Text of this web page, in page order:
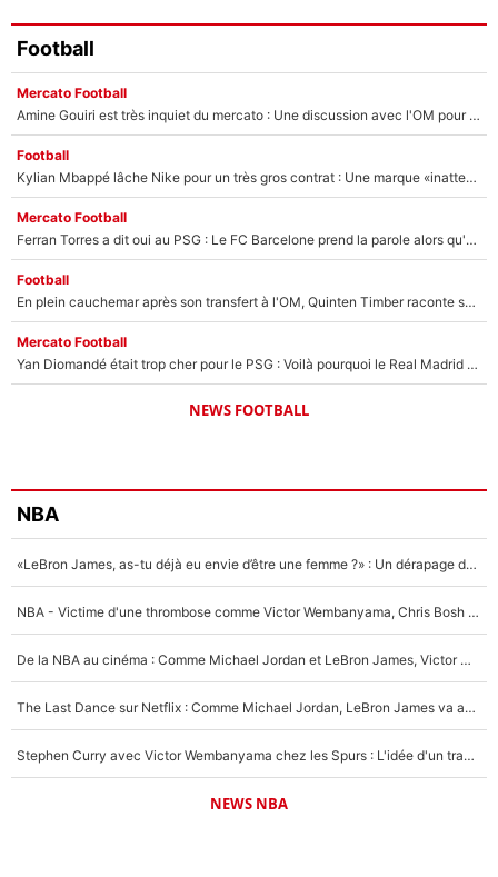
Football
Mercato Football
Amine Gouiri est très inquiet du mercato : Une discussion avec l'OM pour acter son transfert !
Football
Kylian Mbappé lâche Nike pour un très gros contrat : Une marque «inattendue» va frapper très fort
Mercato Football
Ferran Torres a dit oui au PSG : Le FC Barcelone prend la parole alors qu'un transfert de l'attaquant espagnol prend forme
Football
En plein cauchemar après son transfert à l'OM, Quinten Timber raconte ses doutes après sa signature à Marseille
Mercato Football
Yan Diomandé était trop cher pour le PSG : Voilà pourquoi le Real Madrid a accepté de payer la somme record de 140M€ pour boucler son transfert !
NEWS FOOTBALL
NBA
«LeBron James, as-tu déjà eu envie d’être une femme ?» : Un dérapage de Donald Trump sur la superstar de la NBA refait surface
NBA - Victime d'une thrombose comme Victor Wembanyama, Chris Bosh prévient le Français des risques sur sa santé : «J’ai failli mourir sur le coup et j’ai été ramené à la vie»
De la NBA au cinéma : Comme Michael Jordan et LeBron James, Victor Wembanyama rêve d'une carrière d'acteur !
The Last Dance sur Netflix : Comme Michael Jordan, LeBron James va avoir le droit à sa série !
Stephen Curry avec Victor Wembanyama chez les Spurs : L'idée d'un trade historique est lancée en NBA !
NEWS NBA